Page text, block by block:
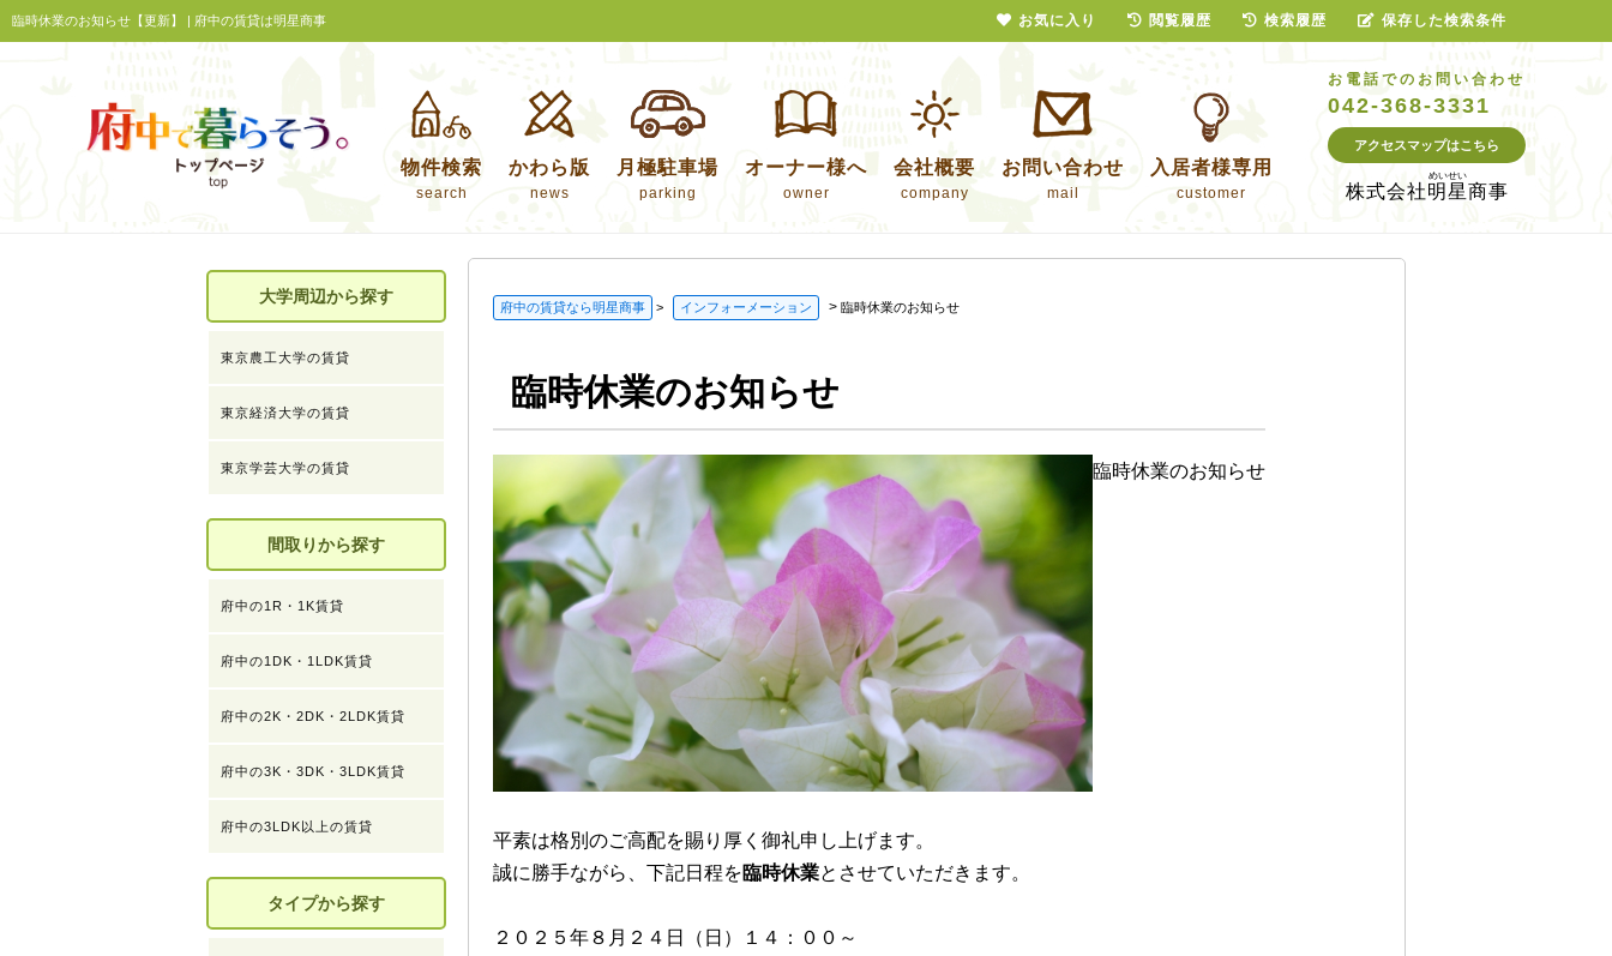
臨時休業のお知らせ【更新】 | 府中の賃貸は明星商事
物件検索
search
かわら版
news
月極駐車場
parking
オーナー様へ
owner
会社概要
company
お問い合わせ
mail
入居者様専用
customer
お電話でのお問い合わせ
042-368-3331
アクセスマップはこちら
株式会社明星商事
府中の賃貸なら明星商事 > インフォーメーション > 臨時休業のお知らせ
臨時休業のお知らせ
臨時休業のお知らせ
平素は格別のご高配を賜り厚く御礼申し上げます。
誠に勝手ながら、下記日程を臨時休業とさせていただきます。
２０２５年８月２４日（日）１４：００～
大学周辺から探す
東京農工大学の賃貸
東京経済大学の賃貸
東京学芸大学の賃貸
間取りから探す
府中の1R・1K賃貸
府中の1DK・1LDK賃貸
府中の2K・2DK・2LDK賃貸
府中の3K・3DK・3LDK賃貸
府中の3LDK以上の賃貸
タイプから探す
お気に入り 閲覧履歴 検索履歴 保存した検索条件